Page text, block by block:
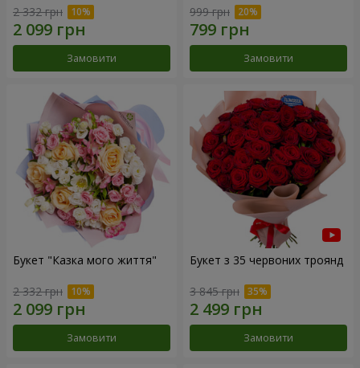
2 332 грн
Замовити
999 грн
Замовити
Букет "Казка мого життя"
2 332 грн
Замовити
Букет з 35 червоних троянд
3 845 грн
Замовити